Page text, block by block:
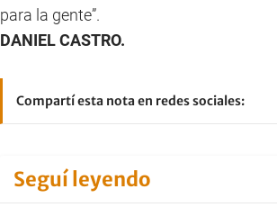
para la gente”.
DANIEL CASTRO.
Compartí esta nota en redes sociales:
Seguí leyendo